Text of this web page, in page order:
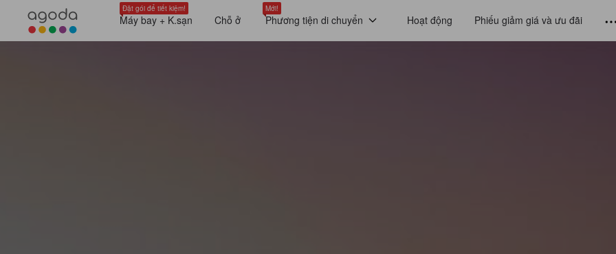
Đặt gói để tiết kiệm!
Máy bay + K.sạn Chỗ ở
Mới!
Phương tiện di chuyển Hoạt động Phiếu giảm giá và ưu đãi